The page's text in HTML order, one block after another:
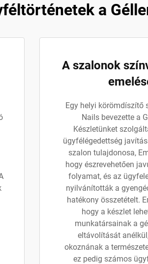
a
A szalonok
Egy helyi körömdíszítő
Nails bevezette a
Készletünket
ügyfélégedettség
szalon tulajdonosa,
hogy észrevehetően
folyamat, és az
nyilvánították a
hatékony összetételt.
hogy a készlet
munkatársainak a
eltávolítását
okoznának a
ez pedig számos